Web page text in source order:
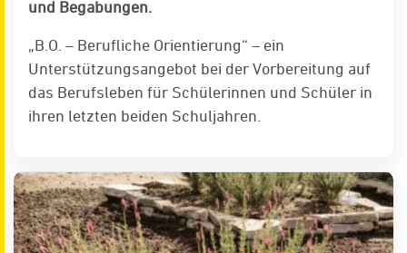
und Begabungen.
„B.O. – Berufliche Orientierung“ – ein
Unterstützungsangebot bei der Vorbereitung auf
das Berufsleben für Schülerinnen und Schüler in
ihren letzten beiden Schuljahren.